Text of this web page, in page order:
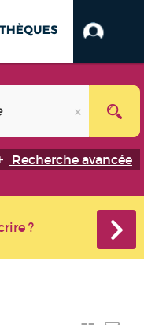
Recherche avancée
?
Lien